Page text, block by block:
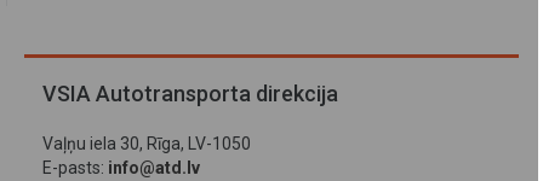
VSIA Autotransporta direkcija
Vaļņu iela 30, Rīga, LV-1050
E-pasts: info@atd.lv